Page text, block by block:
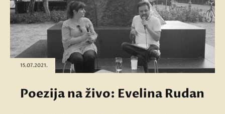
15.07.2021.
Poezija na živo: Evelina Rudan